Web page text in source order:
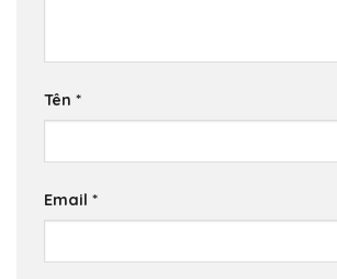
Tên *
Email *